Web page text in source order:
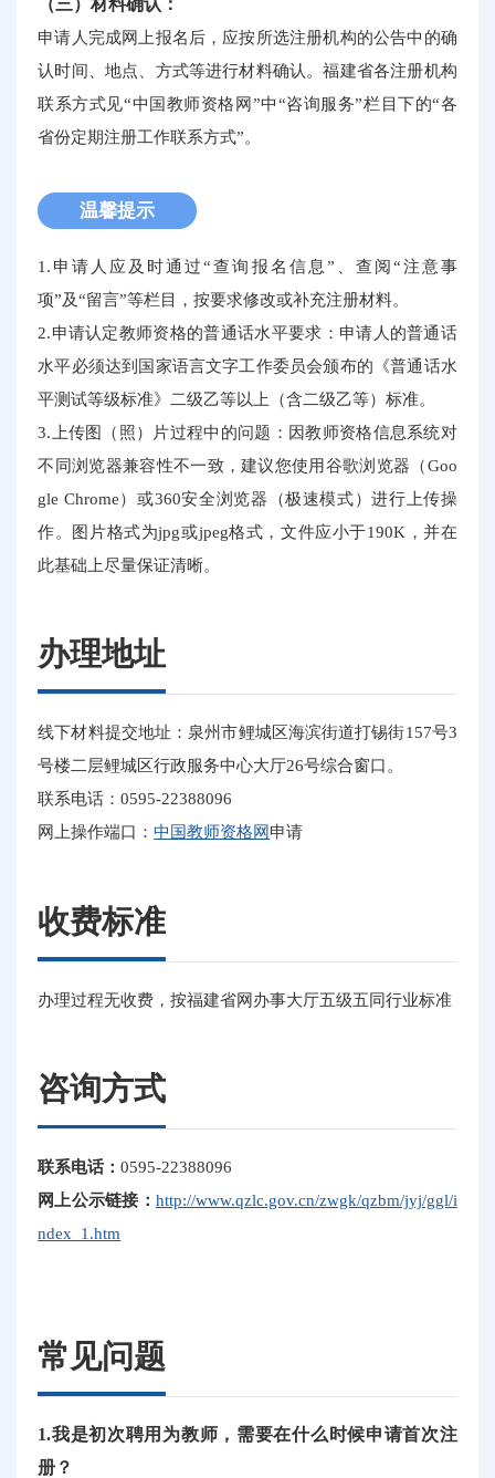
（三）材料确认：
申请人完成网上报名后，应按所选注册机构的公告中的确
认时间、地点、方式等进行材料确认。福建省各注册机构
联系方式见“中国教师资格网”中“咨询服务”栏目下的“各
省份定期注册工作联系方式”。
温馨提示
1.申请人应及时通过“查询报名信息”、查阅“注意事
项”及“留言”等栏目，按要求修改或补充注册材料。
2.申请认定教师资格的普通话水平要求：申请人的普通话
水平必须达到国家语言文字工作委员会颁布的《普通话水
平测试等级标准》二级乙等以上（含二级乙等）标准。
3.上传图（照）片过程中的问题：因教师资格信息系统对
不同浏览器兼容性不一致，建议您使用谷歌浏览器（Goo
gle Chrome）或360安全浏览器（极速模式）进行上传操
作。图片格式为jpg或jpeg格式，文件应小于190K，并在
此基础上尽量保证清晰。
办理地址
线下材料提交地址：泉州市鲤城区海滨街道打锡街157号3
号楼二层鲤城区行政服务中心大厅26号综合窗口。
联系电话：0595-22388096
网上操作端口：中国教师资格网申请
收费标准
办理过程无收费，按福建省网办事大厅五级五同行业标准
咨询方式
联系电话：0595-22388096
网上公示链接： http://www.qzlc.gov.cn/zwgk/qzbm/jyj/ggl/i
ndex_1.htm
常见问题
1.我是初次聘用为教师，需要在什么时候申请首次注
册？